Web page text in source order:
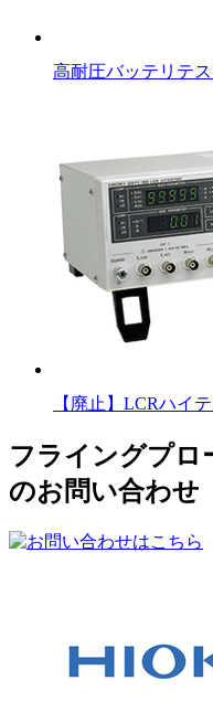
高耐圧バッテリテ
【廃止】LCRハイ
フライングプロ
のお問い合わせ